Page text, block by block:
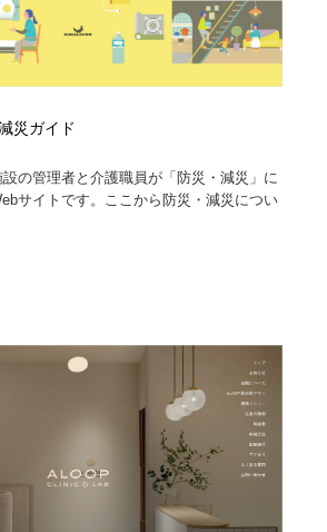
災ガイド
の管理者と介護職員が「防災・減災」に
サイトです。ここから防災・減災につい